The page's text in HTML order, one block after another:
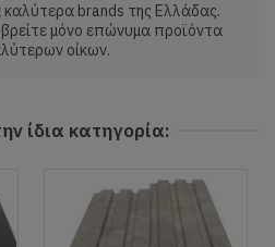
brands της Ελλάδας.
μόνο επώνυμα προϊόντα
οίκων.
ίδια κατηγορία: